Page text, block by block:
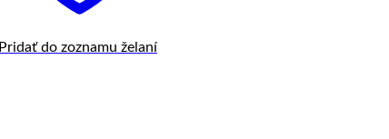
Pridať do zoznamu želaní